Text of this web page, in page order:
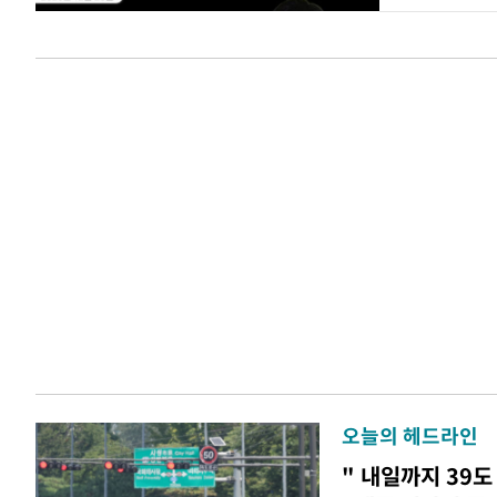
오늘의 헤드라인
" 내일까지 39